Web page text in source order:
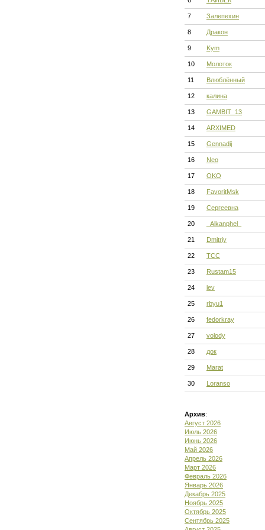
7 Залепехин
8 Дракон
9 Kym
10 Молоток
11 Влюблённый
12 калина
13 GAMBIT_13
14 ARXIMED
15 Gennadij
16 Neo
17 OKO
18 FavoritMsk
19 Сергеевна
20 _Alkanphel_
21 Dmitriy
22 ТСС
23 Rustam15
24 lev
25 rbyu1
26 fedorkray
27 volody
28 док
29 Marat
30 Loranso
Архив:
Август 2026
Июль 2026
Июнь 2026
Май 2026
Апрель 2026
Март 2026
Февраль 2026
Январь 2026
Декабрь 2025
Ноябрь 2025
Октябрь 2025
Сентябрь 2025